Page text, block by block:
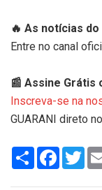
🔥 As notícias
Entre no canal
📰 Assine Grátis
Inscreva-se na
GUARANI direto
Share